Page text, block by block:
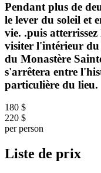
Pendant plus de
le lever du soleil et
vie. .puis
visiter l'intérieur du
du Monastère
s'arrêtera entre
particulière du lieu.
180 $
220 $
per person
Liste de prix